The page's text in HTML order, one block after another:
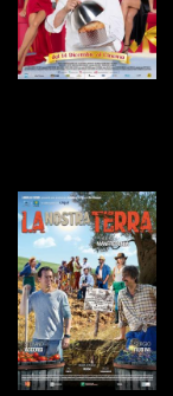
VAI ALLA SCHEDA